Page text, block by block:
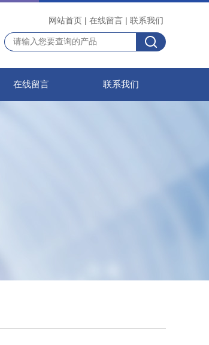
网站首页 | 在线留言 | 联系我们
在线留言 联系我们